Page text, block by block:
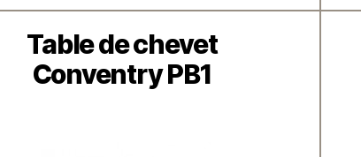
Catégories
Table de chevet
Conventry PB1